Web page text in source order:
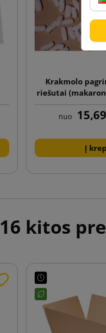
Krakmolo
riešutai
nuo
Į
16 kitos